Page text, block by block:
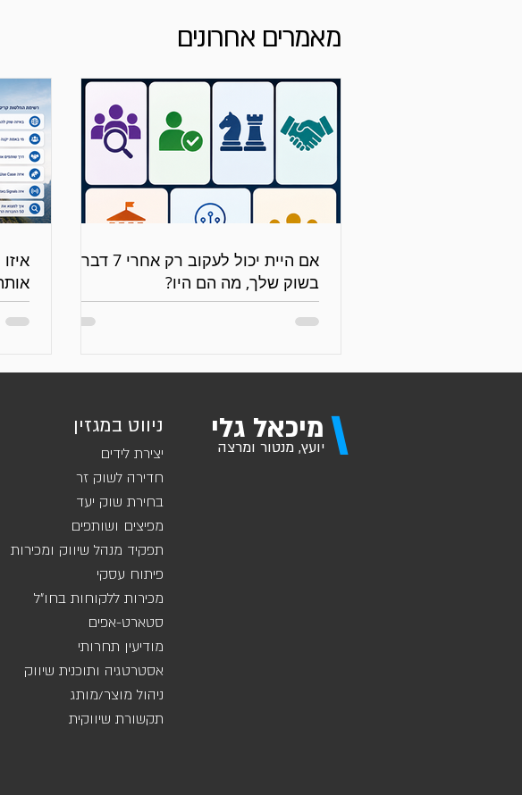
מאמרים אחרונים
אם היית יכול לעקוב רק אחרי 7 דברים
בשוק שלך, מה הם היו?
ניווט במגזין
יצירת לידים
חדירה לשוק זר
בחירת שוק יעד
מפיצים ושותפים
תפקיד מנהל שיווק ומכירות
פיתוח עסקי
מכירות ללקוחות בחו"ל
סטארט-אפים
מודיעין תחרותי
אסטרטגיה ותוכנית שיווק
ניהול מוצר/מותג
תקשורת שיווקית
מיכאל גלי
יועץ, מנטור ומרצה \